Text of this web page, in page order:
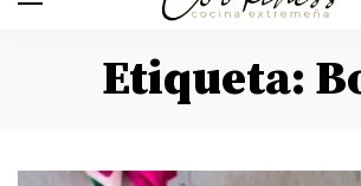
Etiqueta: